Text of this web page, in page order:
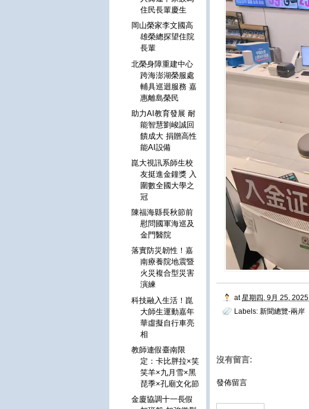
at 星期四, 9月 25, 2025
Labels: 新聞總覽-兩岸
沒有留言:
發佈留言
住民長輩慶生
岡山榮家李文國高
雄榮總探望住院
長輩
北榮身障重建中心
跨海澎湖榮服處
輔具巡迴服務 嘉
惠離島榮民
助力AI教育發展 耐
能智慧劉峻誠回
饋成大 捐贈高性
能AI設備
崑大視訊系師生校
友挺進金鐘獎 入
圍數全國大學之
冠
陳福海縣長秋節前
慰問國軍海巡及
金門醫院
落實防災韌性！嘉
南療養院地震暨
火災複合型災害
演練
科技融入生活！崑
大師生運動嘉年
華虛擬自行車亮
相
教師連假臺南限
定：卡比胖拉×笑
笑羊×九月雪×黑
琵季×孔廟文化節
金廈協調十一長假